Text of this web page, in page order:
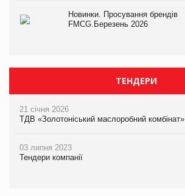
Новинки. Просування брендів
FMCG.Березень 2026
ТЕНДЕРИ
21 січня 2026
ТДВ «Золотоніський маслоробний комбінат»
03 липня 2023
Тендери компанії